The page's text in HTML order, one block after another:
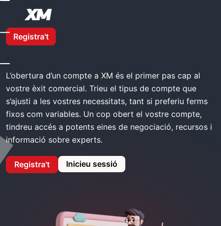
Registra't
A Casa XM Compte Obert
XM Compte obert
L’obertura d’un compte a XM és el primer pas cap al
vostre èxit comercial. Trieu el tipus de compte que
s’ajusti a les vostres necessitats, tant si preferiu ferms
fixos com variables. Un cop obert el vostre compte,
tindreu accés a potents eines de negociació, recursos i
informació sobre experts.
Registra't Inicieu sessió